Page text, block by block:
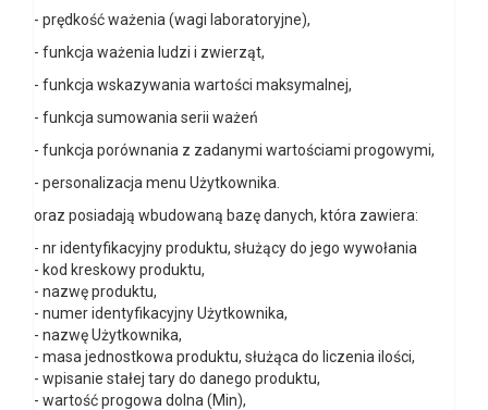
- prędkość ważenia (wagi laboratoryjne),
- funkcja ważenia ludzi i zwierząt,
- funkcja wskazywania wartości maksymalnej,
- funkcja sumowania serii ważeń
- funkcja porównania z zadanymi wartościami progowymi,
- personalizacja menu Użytkownika.
oraz posiadają wbudowaną bazę danych, która zawiera:
- nr identyfikacyjny produktu, służący do jego wywołania
- kod kreskowy produktu,
- nazwę produktu,
- numer identyfikacyjny Użytkownika,
- nazwę Użytkownika,
- masa jednostkowa produktu, służąca do liczenia ilości,
- wpisanie stałej tary do danego produktu,
- wartość progowa dolna (Min),